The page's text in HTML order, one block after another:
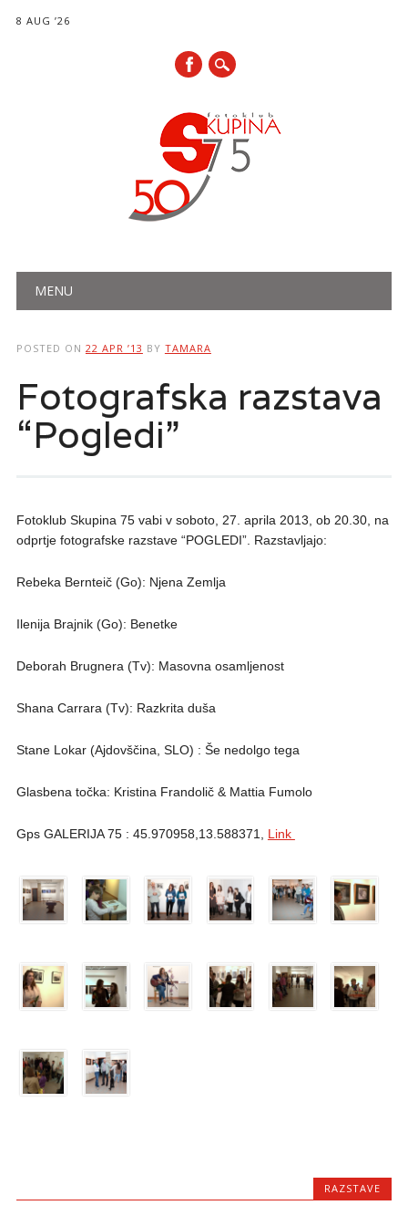
8 AUG ’26
Main menu
MENU
POSTED ON 22 APR ’13 BY TAMARA
Fotografska razstava
“Pogledi”
Fotoklub Skupina 75 vabi v soboto, 27. aprila 2013, ob 20.30, na
odprtje fotografske razstave “POGLEDI”. Razstavljajo:
Rebeka Bernteič (Go): Njena Zemlja
Ilenija Brajnik (Go): Benetke
Deborah Brugnera (Tv): Masovna osamljenost
Shana Carrara (Tv): Razkrita duša
Stane Lokar (Ajdovščina, SLO) : Še nedolgo tega
Glasbena točka: Kristina Frandolič & Mattia Fumolo
Gps GALERIJA 75 : 45.970958,13.588371, Link
RAZSTAVE